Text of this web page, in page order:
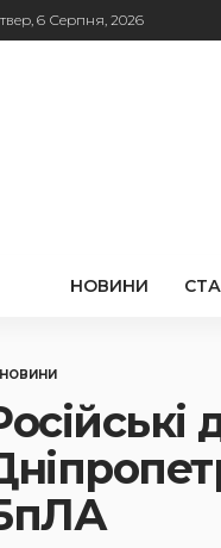
6 Серпня, 2026
НОВИНИ
НОВИНИ